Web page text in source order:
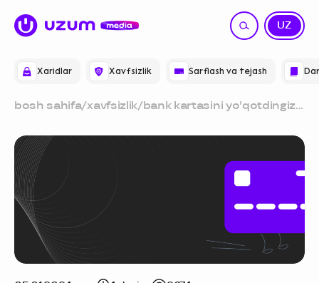
Xaridlar Xavfsizlik Sarflash va tejash
UZ
RU
bosh sahifa/xavfsizlik/bank kartasini yo'qotdingiz: